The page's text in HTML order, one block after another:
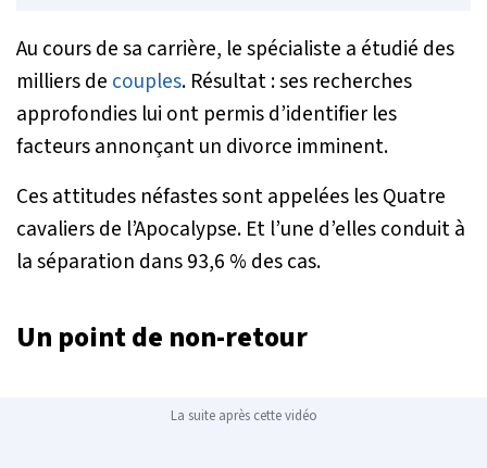
Au cours de sa carrière, le spécialiste a étudié des
milliers de couples. Résultat : ses recherches
approfondies lui ont permis d’identifier les
facteurs annonçant un divorce imminent.
Ces attitudes néfastes sont appelées lesQuatre
cavaliers de l’Apocalypse. Et l’une d’elles conduit à
la séparation dans 93,6 % des cas.
Un point de non-retour
La suite après cette vidéo